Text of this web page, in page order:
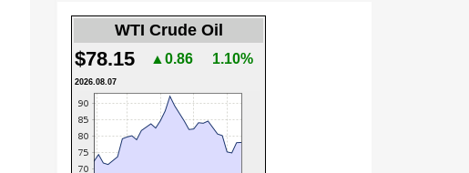
WTI Crude Oil
$78.15 ▲0.86 1.10%
2026.08.07